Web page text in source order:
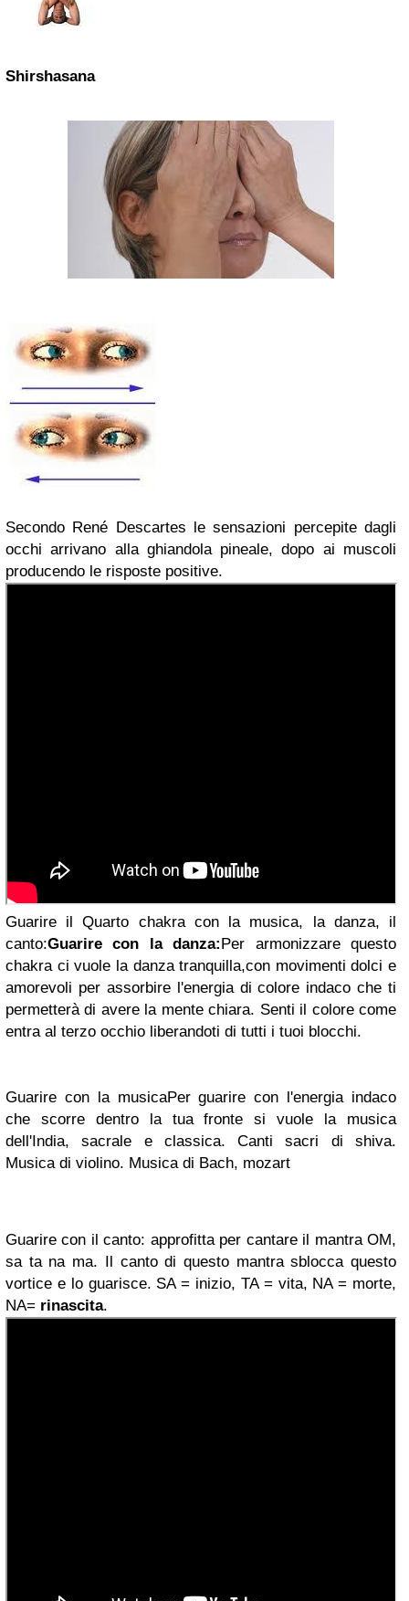
Shirshasana
Secondo René Descartes le sensazioni percepite dagli
occhi arrivano alla ghiandola pineale, dopo ai muscoli
producendo le risposte positive.
Guarire il Quarto chakra con la musica, la danza, il
canto:Guarire con la danza:Per armonizzare questo
chakra ci vuole la danza tranquilla,con movimenti dolci e
amorevoli per assorbire l'energia di colore indaco che ti
permetterà di avere la mente chiara. Senti il colore come
entra al terzo occhio liberandoti di tutti i tuoi blocchi.
Guarire con la musicaPer guarire con l'energia indaco
che scorre dentro la tua fronte si vuole la musica
dell'India, sacrale e classica. Canti sacri di shiva.
Musica di violino. Musica di Bach, mozart
Guarire con il canto: approfitta per cantare il mantra OM,
sa ta na ma. Il canto di questo mantra sblocca questo
vortice e lo guarisce. SA = inizio, TA = vita, NA = morte,
NA= rinascita.